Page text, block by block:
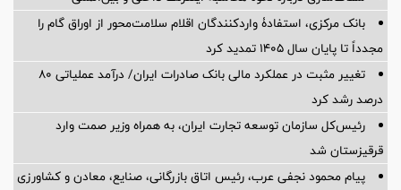
بانک مرکزی، استفادۀ واردکنندگان اقلام سلامت‌محور از اوراق گام را
مجدداً تا پایان سال ۱۴۰۵ تمدید کرد
تغییر مثبت در عملکرد مالی بانک صادرات ایران/ درآمد عملیاتی 80
درصد رشد کرد
رئیس‌کل سازمان توسعه تجارت ایران، به همراه وزیر صمت وارد
قرقیزستان شد
پیام محمود نجفی عرب، رئیس اتاق بازرگانی، صنایع، معادن و کشاورزی